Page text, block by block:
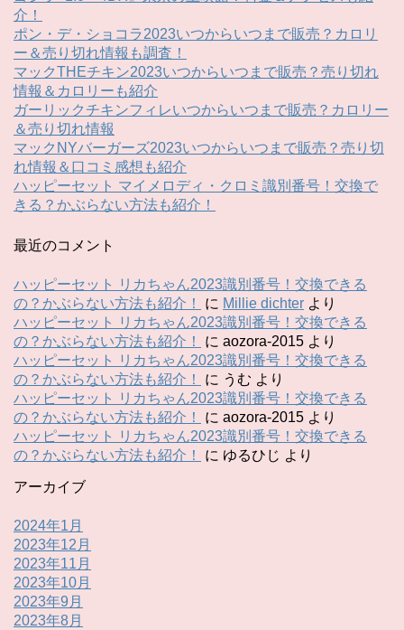
介！
ポン・デ・ショコラ2023いつからいつまで販売？カロリ
ー＆売り切れ情報も調査！
マックTHEチキン2023いつからいつまで販売？売り切れ
情報＆カロリーも紹介
ガーリックチキンフィレいつからいつまで販売？カロリー
＆売り切れ情報
マックNYバーガーズ2023いつからいつまで販売？売り切
れ情報＆口コミ感想も紹介
ハッピーセット マイメロディ・クロミ識別番号！交換で
きる？かぶらない方法も紹介！
最近のコメント
ハッピーセット リカちゃん2023識別番号！交換できる
の？かぶらない方法も紹介！
に Millie dichter より
ハッピーセット リカちゃん2023識別番号！交換できる
の？かぶらない方法も紹介！
に aozora-2015 より
ハッピーセット リカちゃん2023識別番号！交換できる
の？かぶらない方法も紹介！
に うむ より
ハッピーセット リカちゃん2023識別番号！交換できる
の？かぶらない方法も紹介！
に aozora-2015 より
ハッピーセット リカちゃん2023識別番号！交換できる
の？かぶらない方法も紹介！
に ゆるひじ より
アーカイブ
2024年1月
2023年12月
2023年11月
2023年10月
2023年9月
2023年8月